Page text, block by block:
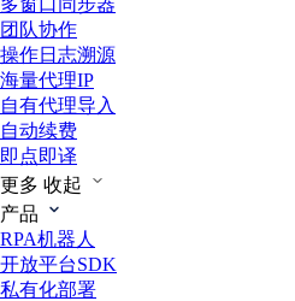
多窗口同步器
团队协作
操作日志溯源
海量代理IP
自有代理导入
自动续费
即点即译
更多 收起
产品
RPA机器人
开放平台SDK
私有化部署